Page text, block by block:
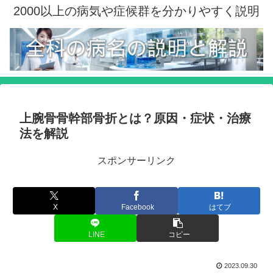
2000以上の病気や症候群を分かりやすく説明
上腕骨骨幹部骨折とは？原因・症状・治療
法を解説
スポンサーリンク
X Facebook はてブ
LINE コピー
2023.09.30